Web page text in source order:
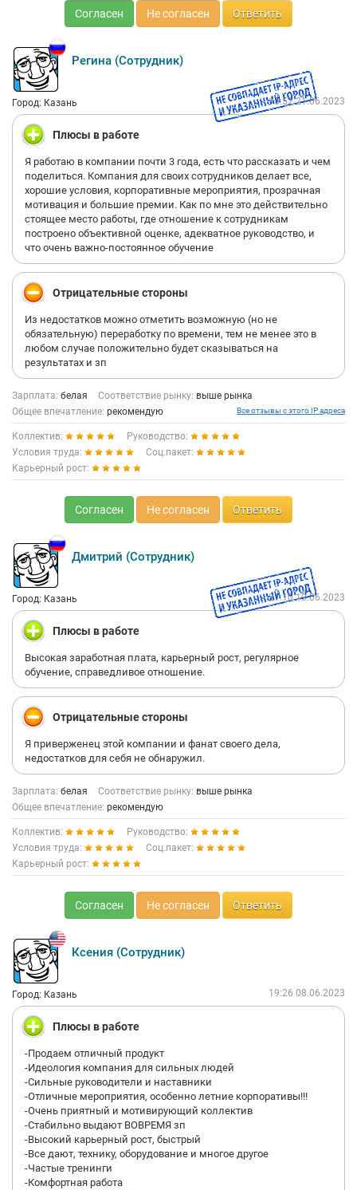
Согласен Не согласен Ответить
Регина (Сотрудник)
Город: Казань 15:52 21.06.2023
Плюсы в работе
Я работаю в компании почти 3 года, есть что рассказать и чем
поделиться. Компания для своих сотрудников делает все,
хорошие условия, корпоративные мероприятия, прозрачная
мотивация и большие премии. Как по мне это действительно
стоящее место работы, где отношение к сотрудникам
построено объективной оценке, адекватное руководство, и
что очень важно-постоянное обучение
Отрицательные стороны
Из недостатков можно отметить возможную (но не
обязательную) переработку по времени, тем не менее это в
любом случае положительно будет сказываться на
результатах и зп
Зарплата: белая Соответствие рынку: выше рынка
Общее впечатление: рекомендую Все отзывы с этого IP адреса
Коллектив:
Руководство:
Условия труда:
Соц.пакет:
Карьерный рост:
Согласен Не согласен Ответить
Дмитрий (Сотрудник)
Город: Казань 21:10 10.06.2023
Плюсы в работе
Высокая заработная плата, карьерный рост, регулярное
обучение, справедливое отношение.
Отрицательные стороны
Я приверженец этой компании и фанат своего дела,
недостатков для себя не обнаружил.
Зарплата: белая Соответствие рынку: выше рынка
Общее впечатление: рекомендую
Коллектив:
Руководство:
Условия труда:
Соц.пакет:
Карьерный рост:
Согласен Не согласен Ответить
Ксения (Сотрудник)
Город: Казань 19:26 08.06.2023
Плюсы в работе
-Продаем отличный продукт
-Идеология компания для сильных людей
-Сильные руководители и наставники
-Отличные мероприятия, особенно летние корпоративы!!!
-Очень приятный и мотивирующий коллектив
-Стабильно выдают ВОВРЕМЯ зп
-Высокий карьерный рост, быстрый
-Все дают, технику, оборудование и многое другое
-Частые тренинги
-Комфортная работа